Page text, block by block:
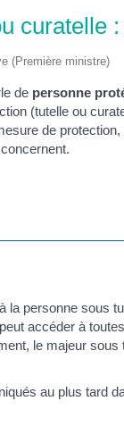
curatelle
(Première ministre)
de personne
(tutelle ou
de
personne sous
accéder à
le majeur
au plus tard